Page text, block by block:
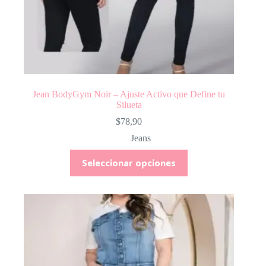
Jean BodyGym Noir – Ajuste Activo que Define tu
Silueta
$78,90
Jeans
Seleccionar opciones
producto
tiene
variantes.
Las
opciones
se
pueden
en